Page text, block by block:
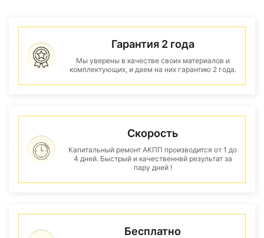
Гарантия 2 года
Мы уверены в качестве своих материалов и
комплектующих, и даем на них гарантию 2 года.
Скорость
Капитальный ремонт АКПП производится от 1 до
4 дней. Быстрый и качественнвй результат за
пару дней !
Бесплатно